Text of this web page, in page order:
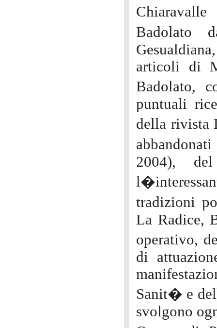
Badolato
articoli di
Badolato,
puntuali
della rivista
2004),
tradizioni
La Radice,
operativo,
di
Sanit� e
svolgono